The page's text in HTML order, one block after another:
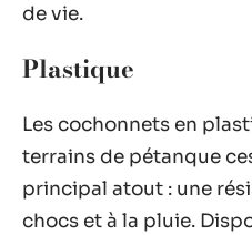
de vie.
Plastique
Les cochonnets en
terrains de pétanque
principal atout : une
chocs et à la pluie.